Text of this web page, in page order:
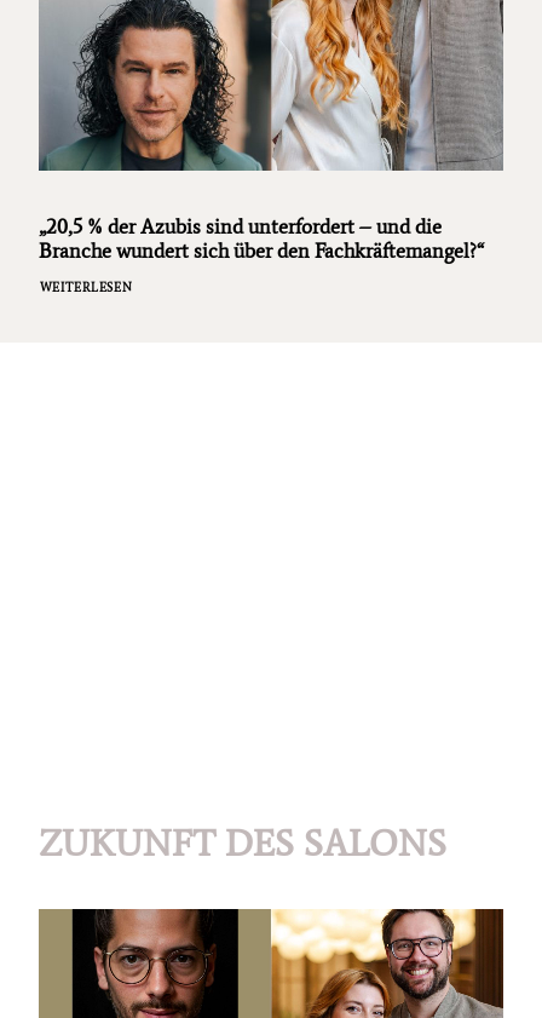
„20,5 % der Azubis sind unterfordert – und die
Branche wundert sich über den Fachkräftemangel?“
WEITERLESEN
ZUKUNFT DES SALONS